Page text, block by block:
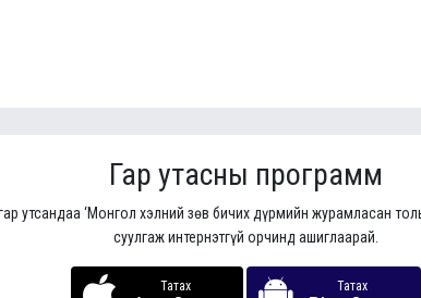
Гар утасны программ
утсандаа ‘Монгол хэлний зөв бичих дүрмийн журамласан
суулгаж интернэтгүй орчинд ашиглаарай.
Татах Татах